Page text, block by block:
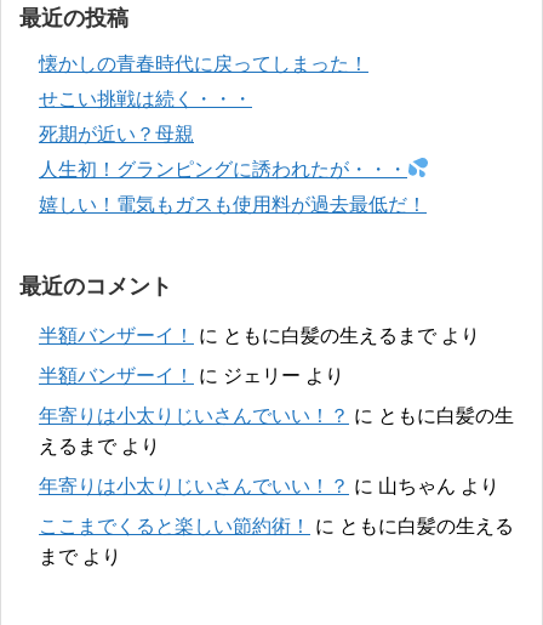
最近の投稿
懐かしの青春時代に戻ってしまった！
せこい挑戦は続く・・・
死期が近い？母親
人生初！グランピングに誘われたが・・・
嬉しい！電気もガスも使用料が過去最低だ！
最近のコメント
半額バンザーイ！ に ともに白髪の生えるまでより
半額バンザーイ！
に ジェリー より
年寄りは小太りじいさんでいい！？ に ともに白髪の生
えるまでより
年寄りは小太りじいさんでいい！？ に 山ちゃん より
ここまでくると楽しい節約術！
に ともに白髪の生える
までより